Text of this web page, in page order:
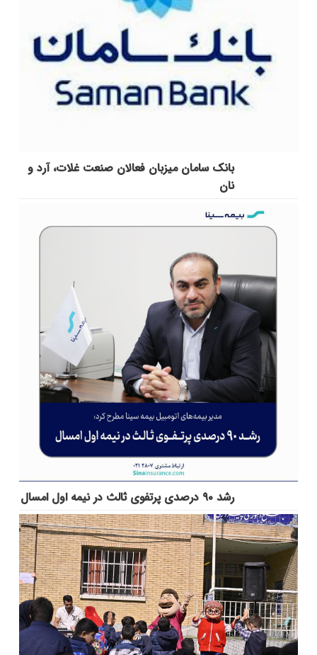
بانک سامان میزبان فعالان صنعت غلات، آرد و
نان
رشد ۹۰ درصدی پرتفوی ثالث در نیمه اول امسال